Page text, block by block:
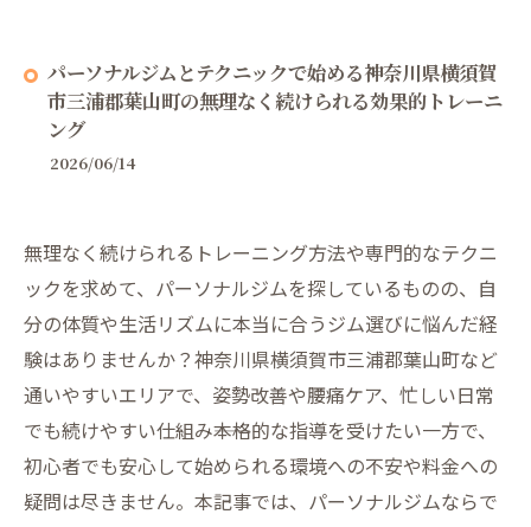
パーソナルジムとテクニックで始める神奈川県横須賀
市三浦郡葉山町の無理なく続けられる効果的トレーニ
ング
2026/06/14
無理なく続けられるトレーニング方法や専門的なテクニ
ックを求めて、パーソナルジムを探しているものの、自
分の体質や生活リズムに本当に合うジム選びに悩んだ経
験はありませんか？神奈川県横須賀市三浦郡葉山町など
通いやすいエリアで、姿勢改善や腰痛ケア、忙しい日常
でも続けやすい仕組み――本格的な指導を受けたい一方で、
初心者でも安心して始められる環境への不安や料金への
疑問は尽きません。本記事では、パーソナルジムならで